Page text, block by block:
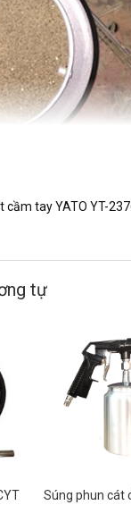
cát cầm tay
chuyển.
rất thuận tiện cho
lượng , thuân
cầm tay YATO YT-
tự
Súng phun cát